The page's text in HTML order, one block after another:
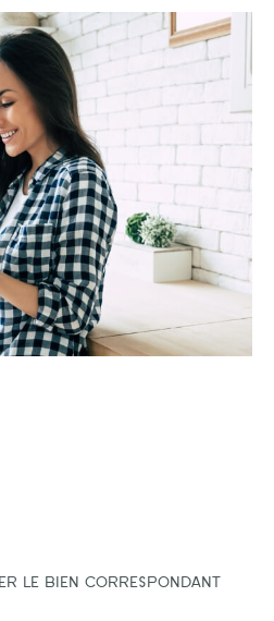
le bien correspondant